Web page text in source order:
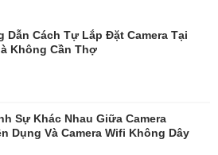
Dẫn Cách Tự Lắp Đặt Camera Tại
Không Cần Thợ
Sự Khác Nhau Giữa Camera
Dụng Và Camera Wifi Không Dây